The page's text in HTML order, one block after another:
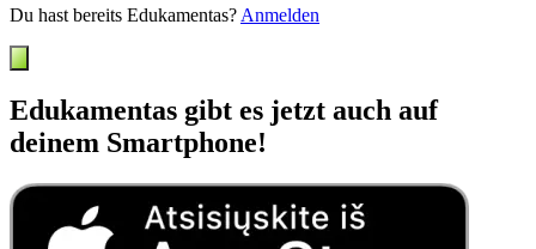
Du hast bereits Edukamentas? Anmelden
Edukamentas gibt es jetzt auch auf
deinem Smartphone!